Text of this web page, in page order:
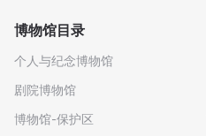
博物馆目录
个人与纪念博物馆
剧院博物馆
博物馆-保护区